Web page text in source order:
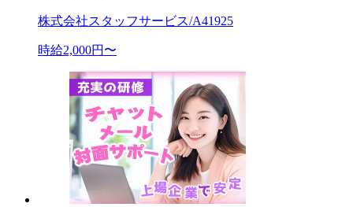
株式会社スタッフサービス/A41925
時給2,000円〜